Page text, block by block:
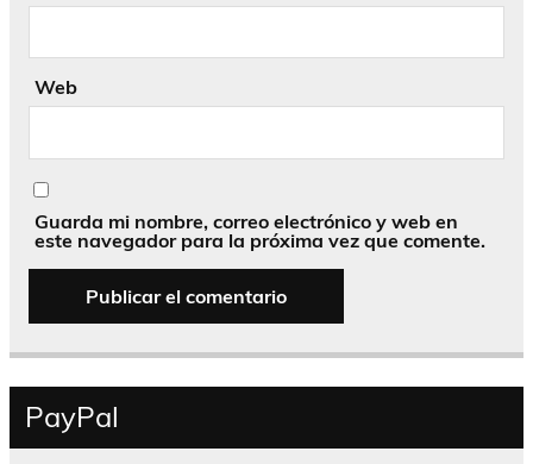
Web
Guarda mi nombre, correo electrónico y web en
este navegador para la próxima vez que comente.
PayPal